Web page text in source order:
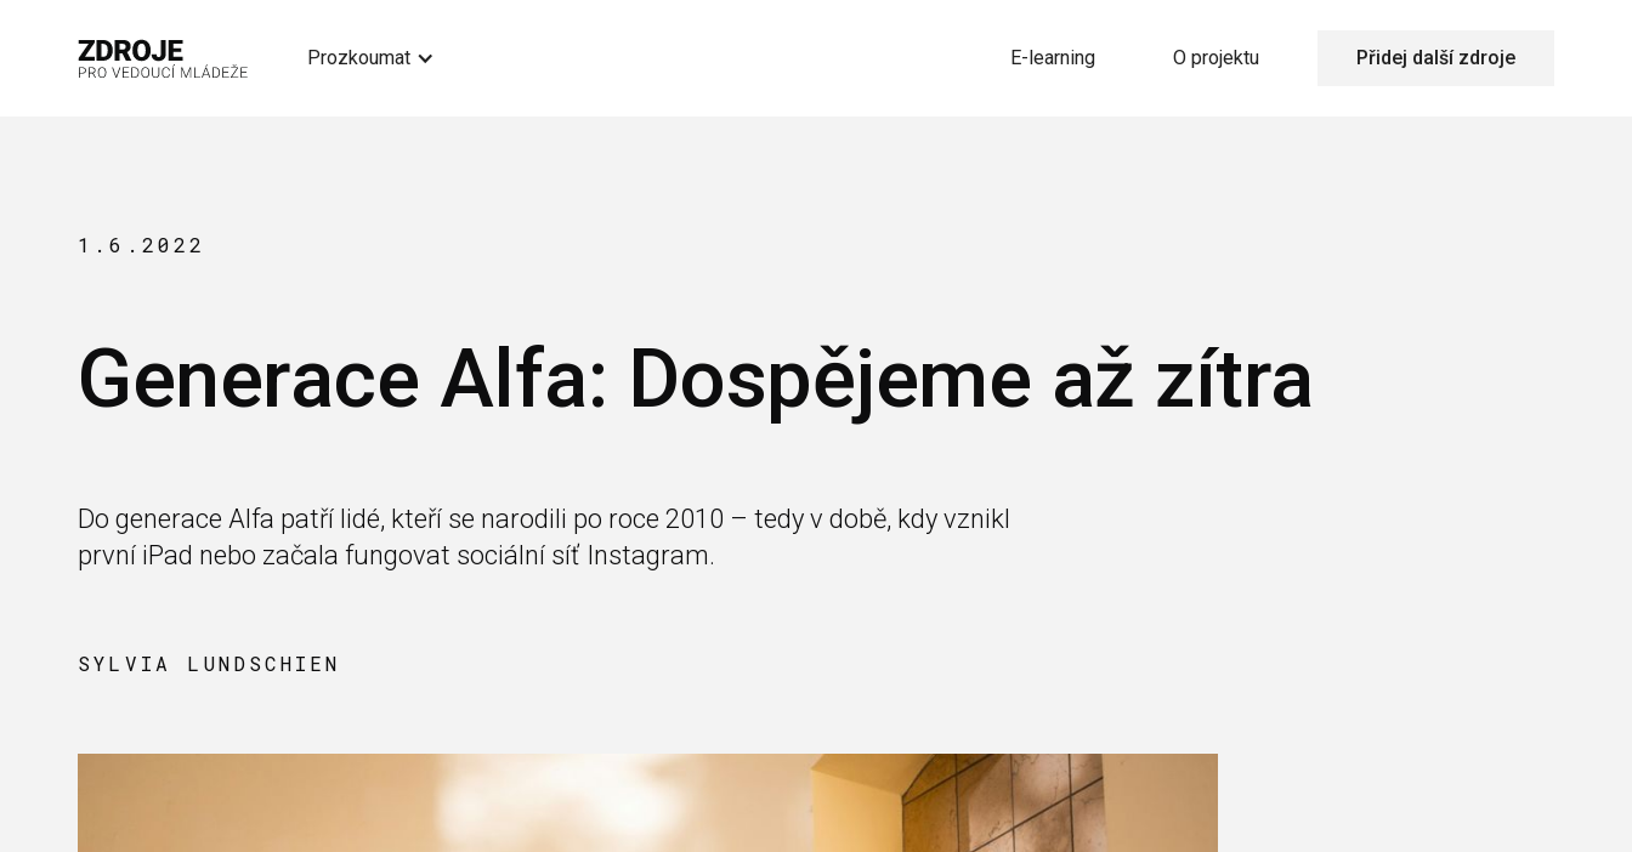
Prozkoumat E-learning O projektu Přidej další zdroje
1.6.2022
Generace Alfa: Dospějeme až zítra
Do generace Alfa patří lidé, kteří se narodili po roce 2010 – tedy v době, kdy vznikl
první iPad nebo začala fungovat sociální síť Instagram.
SYLVIA LUNDSCHIEN